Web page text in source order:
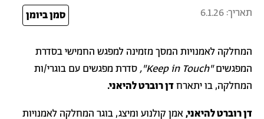
תאריך: 6.1.26 סמן ביומן
המחלקה לאמנויות המסך מזמינה למפגש החמישי בסדרת
המפגשים"Keep in Touch",
סדרת מפגשים עם בוגרי/ות
המחלקה, בו יתארחדן רוברט להיאני.
דן רוברט להיאני,אמן קולנוע ומיצג, בוגר המחלקה לאמנויות